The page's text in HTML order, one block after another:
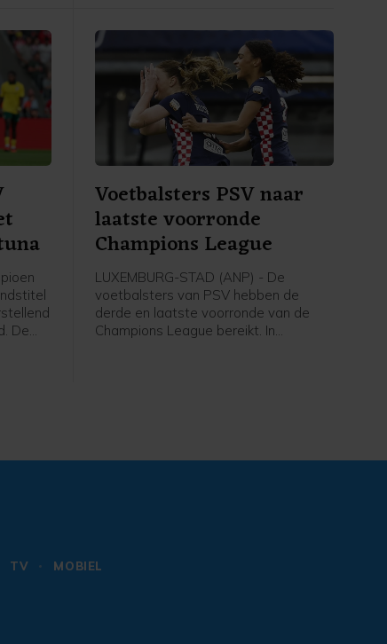
De
Voetbalsters PSV naar
laatste voorronde
Champions League
LUXEMBURG-STAD (ANP) - De
voetbalsters van PSV hebben de
derde en laatste voorronde van de
Champions League bereikt. In
TV
MOBIEL